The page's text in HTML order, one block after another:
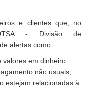
e clientes que, no
- Divisão de
alertas como:
valores em dinheiro
não usuais;
estejam relacionadas à